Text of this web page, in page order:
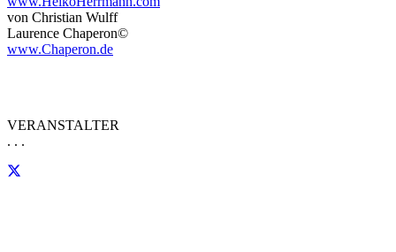
von Christian Wulff
Laurence Chaperon©
www.Chaperon.de
VERANSTALTER
. . .